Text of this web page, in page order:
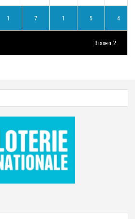
1 7 1 5 4
Bissen 2